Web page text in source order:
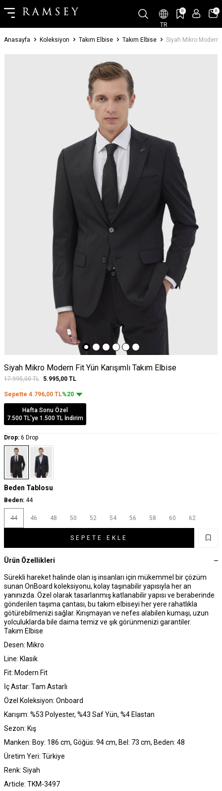
TR
0 0
Anasayfa Koleksiyon Takım Elbise Takım Elbise Siyah Mikro Modern
Siyah Mikro Modern Fit Yün Karışımlı Takım Elbise
17.995,00TL 5.995,00 TL
Sepette 4.796,00 TL%20
Hafta Sonu Özel
7.500 TL'ye 1.500 TL İndirim
Drop: 6 Drop
Beden Tablosu
Beden: 44
44 46 48 50 52 54 56 58 60 62
SEPETE EKLE
Ürün Özellikleri
Sürekli hareket halinde olan iş insanları için mükemmel bir çözüm
sunan OnBoard koleksiyonu, kolay taşınabilir yapısıyla her an
yanınızda. Özel olarak tasarlanmış katlanabilir yapısı ve beraberinde
gönderilen taşıma çantası, bu takım elbiseyi her yere rahatlıkla
götürebilmenizi sağlar. Kırışmayan ve nefes alabilen kumaşı, uzun
yolculuklarda bile daima temiz ve şık görünmenizi garantiler.
Takım Elbise
Desen: Mikro
Line: Klasik
Fit: Modern Fit
İç Astar: Tam Astarlı
Özel Koleksiyon: Onboard
Karışım: %53 Polyester, %43 Saf Yün, %4 Elastan
Sezon: Kış
Manken: Boy: 186 cm, Göğüs: 94 cm, Bel: 73 cm, Beden: 48
Üretim Yeri: Türkiye
Renk: Siyah
Article: TKM-3497